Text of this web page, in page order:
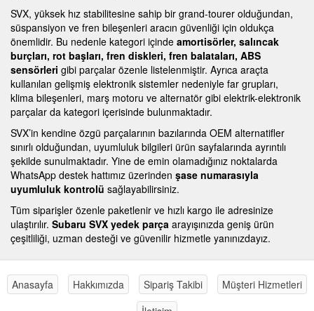
SVX, yüksek hız stabilitesine sahip bir grand-tourer olduğundan,
süspansiyon ve fren bileşenleri aracın güvenliği için oldukça
önemlidir. Bu nedenle kategori içinde amortisörler, salıncak
burçları, rot başları, fren diskleri, fren balataları, ABS
sensörleri gibi parçalar özenle listelenmiştir. Ayrıca araçta
kullanılan gelişmiş elektronik sistemler nedeniyle far grupları,
klima bileşenleri, marş motoru ve alternatör gibi elektrik-elektronik
parçalar da kategori içerisinde bulunmaktadır.
SVX’in kendine özgü parçalarının bazılarında OEM alternatifler
sınırlı olduğundan, uyumluluk bilgileri ürün sayfalarında ayrıntılı
şekilde sunulmaktadır. Yine de emin olamadığınız noktalarda
WhatsApp destek hattımız üzerinden şase numarasıyla
uyumluluk kontrolü sağlayabilirsiniz.
Tüm siparişler özenle paketlenir ve hızlı kargo ile adresinize
ulaştırılır. Subaru SVX yedek parça arayışınızda geniş ürün
çeşitliliği, uzman desteği ve güvenilir hizmetle yanınızdayız.
Anasayfa Hakkımızda Sipariş Takibi
Müşteri Hizmetleri